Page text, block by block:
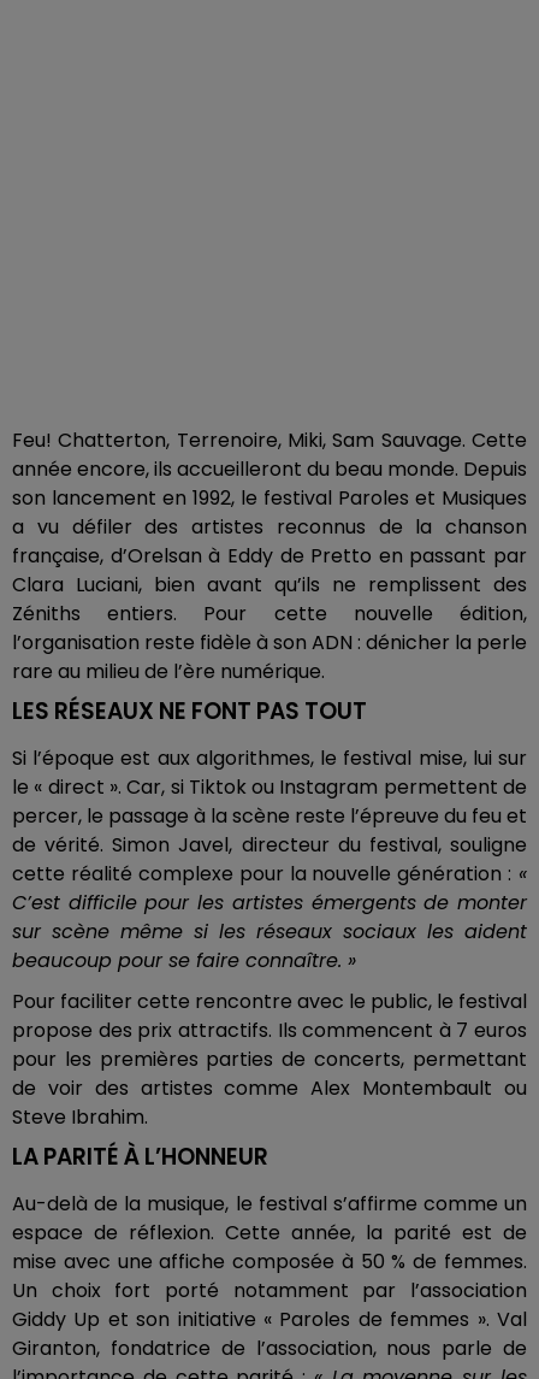
Feu! Chatterton, Terrenoire, Miki, Sam Sauvage. Cette
année encore, ils accueilleront du beau monde. Depuis
son lancement en 1992, le festival Paroles et Musiques
a vu défiler des artistes reconnus de la chanson
française, d’Orelsan à Eddy de Pretto en passant par
Clara Luciani, bien avant qu’ils ne remplissent des
Zéniths entiers. Pour cette nouvelle édition,
l’organisation reste fidèle à son ADN : dénicher la perle
rare au milieu de l’ère numérique.
LES RÉSEAUX NE FONT PAS TOUT
Si l’époque est aux algorithmes, le festival mise, lui sur
le « direct ». Car, si Tiktok ou Instagram permettent de
percer, le passage à la scène reste l’épreuve du feu et
de vérité. Simon Javel, directeur du festival, souligne
cette réalité complexe pour la nouvelle génération : «
C’est difficile pour les artistes émergents de monter
sur scène même si les réseaux sociaux les aident
beaucoup pour se faire connaître. »
Pour faciliter cette rencontre avec le public, le festival
propose des prix attractifs. Ils commencent à 7 euros
pour les premières parties de concerts, permettant
de voir des artistes comme Alex Montembault ou
Steve Ibrahim.
LA PARITÉ À L’HONNEUR
Au-delà de la musique, le festival s’affirme comme un
espace de réflexion. Cette année, la parité est de
mise avec une affiche composée à 50 % de femmes.
Un choix fort porté notamment par l’association
Giddy Up et son initiative « Paroles de femmes ». Val
Giranton, fondatrice de l’association, nous parle de